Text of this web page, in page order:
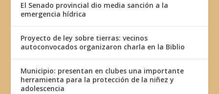
El Senado provincial dio media sanción a la
emergencia hídrica
Proyecto de ley sobre tierras: vecinos
autoconvocados organizaron charla en la Biblio
Municipio: presentan en clubes una importante
herramienta para la protección de la niñez y
adolescencia